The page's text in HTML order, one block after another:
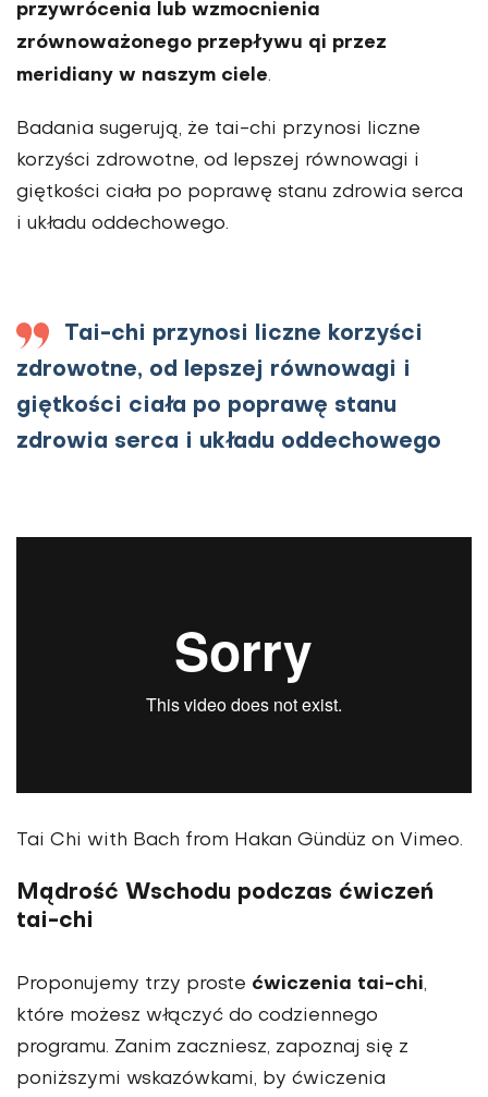
przywrócenia lub wzmocnienia
zrównoważonego przepływu qi przez
meridiany w naszym ciele.
Badania sugerują, że tai-chi przynosi liczne
korzyści zdrowotne, od lepszej równowagi i
giętkości ciała po poprawę stanu zdrowia serca
i układu oddechowego.
Tai-chi przynosi liczne korzyści
zdrowotne, od lepszej równowagi i
giętkości ciała po poprawę stanu
zdrowia serca i układu oddechowego
Tai Chi with Bach from Hakan Gündüz on Vimeo.
Mądrość Wschodu podczas ćwiczeń
tai-chi
Proponujemy trzy proste ćwiczenia tai-chi,
które możesz włączyć do codziennego
programu. Zanim zaczniesz, zapoznaj się z
poniższymi wskazówkami, by ćwiczenia